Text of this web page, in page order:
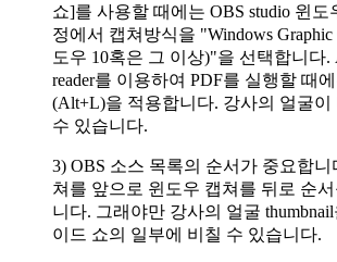
쇼]를 사용할 때에는 OBS studio 윈도
정에서 캡쳐방식을 "Windows Graphic
도우 10혹은 그 이상)"을 선택합니다.
reader를 이용하여 PDF를 실행할 때
(Alt+L)을 적용합니다. 강사의 얼굴이
수 있습니다.
3) OBS 소스 목록의 순서가 중요합니
쳐를 앞으로 윈도우 캡쳐를 뒤로 순
니다. 그래야만 강사의 얼굴
이드 쇼의 일부에 비칠 수 있습니다.